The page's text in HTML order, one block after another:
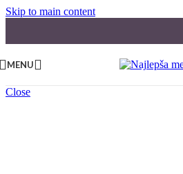
Skip to main content
MENU
Close